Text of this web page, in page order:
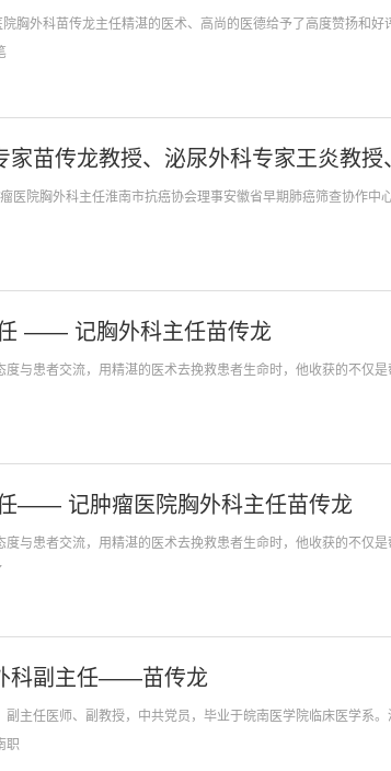
胸外科苗传龙主任精湛的医术、高尚的医德给予了高度赞扬和
家苗传龙教授、泌尿外科专家王炎教授
诚赢得信任 —— 记胸外科主任苗传龙
与患者交流，用精湛的医术去挽救患者生命时，他收获的不仅
诚赢得信任—— 记肿瘤医院胸外科主任苗传龙
与患者交流，用精湛的医术去挽救患者生命时，他收获的不仅
科副主任——苗传龙
主任医师、副教授，中共党员，毕业于皖南医学院临床医学系
职